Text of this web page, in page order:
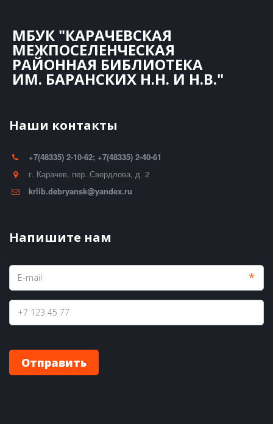
МБУК "КАРАЧЕВСКАЯ
МЕЖПОСЕЛЕНЧЕСКАЯ
РАЙОННАЯ БИБЛИОТЕКА
ИМ. БАРАНСКИХ Н.Н. И Н.В."
Наши контакты
+7(48335) 2-10-62; +7(48335) 2-40-61
г. Карачев, пер. Свердлова, д. 2
krlib.debryansk@yandex.ru
Напишите нам
*
Отправить